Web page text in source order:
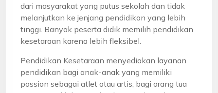
dari masyarakat yang putus sekolah dan tidak
melanjutkan ke jenjang pendidikan yang lebih
tinggi. Banyak peserta didik memilih pendidikan
kesetaraan karena lebih fleksibel.
Pendidikan Kesetaraan menyediakan layanan
pendidikan bagi anak-anak yang memiliki
passion sebagai atlet atau artis, bagi orang tua